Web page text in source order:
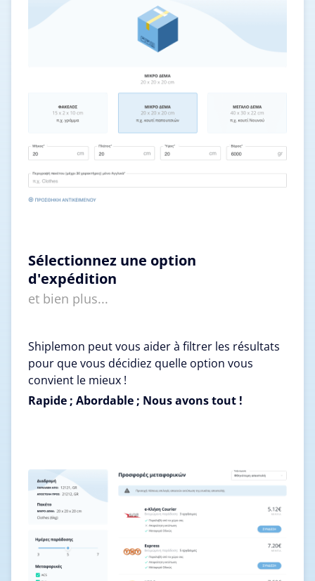
Sélectionnez une option
d'expédition
et bien plus...
Shiplemon peut vous aider à filtrer les résultats
pour que vous décidiez quelle option vous
convient le mieux !
Rapide ; Abordable ; Nous avons tout !